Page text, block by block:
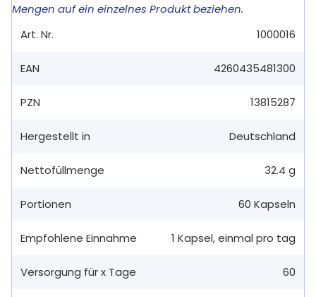
Mengen auf ein einzelnes Produkt beziehen.
Art. Nr.
1000016
EAN 4260435481300
PZN 13815287
Hergestellt in Deutschland
Nettofüllmenge 32.4 g
Portionen 60 Kapseln
Empfohlene Einnahme 1 Kapsel,einmal pro tag
Versorgung für x Tage 60